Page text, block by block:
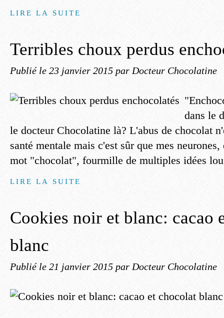
LIRE LA SUITE
Terribles choux perdus
Publié le 23 janvier 2015 par Docteur Chocolatine
dans le
le docteur Chocolatine là? L'abus de chocolat
santé mentale mais c'est sûr que mes
mot "chocolat", fourmille de multiples idées
LIRE LA SUITE
Cookies noir et blanc: cacao
blanc
Publié le 21 janvier 2015 par Docteur Chocolatine